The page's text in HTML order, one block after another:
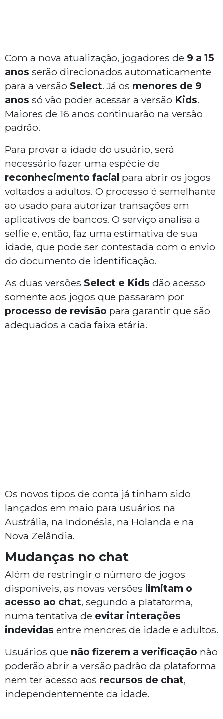
Com a nova atualização, jogadores de 9 a 15
anos serão direcionados automaticamente
para a versão Select. Já os menores de 9
anos só vão poder acessar a versão Kids.
Maiores de 16 anos continuarão na versão
padrão.
Para provar a idade do usuário, será
necessário fazer uma espécie de
reconhecimento facial para abrir os jogos
voltados a adultos. O processo é semelhante
ao usado para autorizar transações em
aplicativos de bancos. O serviço analisa a
selfie e, então, faz uma estimativa de sua
idade, que pode ser contestada com o envio
do documento de identificação.
As duas versões Select e Kids dão acesso
somente aos jogos que passaram por
processo de revisão para garantir que são
adequados a cada faixa etária.
Os novos tipos de conta já tinham sido
lançados em maio para usuários na
Austrália, na Indonésia, na Holanda e na
Nova Zelândia.
Mudanças no chat
Além de restringir o número de jogos
disponíveis, as novas versões limitam o
acesso ao chat, segundo a plataforma,
numa tentativa de evitar interações
indevidas entre menores de idade e adultos.
Usuários que não fizerem a verificação não
poderão abrir a versão padrão da plataforma
nem ter acesso aos recursos de chat,
independentemente da idade.